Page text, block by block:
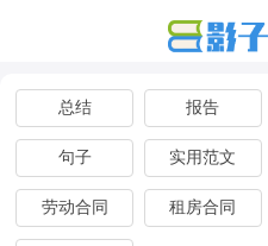
总结 报告
句子 实用范文
劳动合同 租房合同